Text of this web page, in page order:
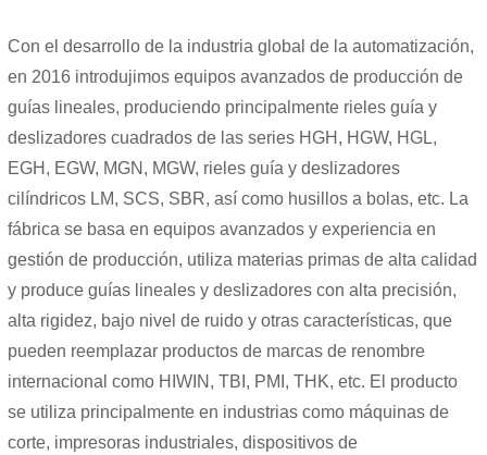
Con el desarrollo de la industria global de la automatización,
en 2016 introdujimos equipos avanzados de producción de
guías lineales, produciendo principalmente rieles guía y
deslizadores cuadrados de las series HGH, HGW, HGL,
EGH, EGW, MGN, MGW, rieles guía y deslizadores
cilíndricos LM, SCS, SBR, así como husillos a bolas, etc. La
fábrica se basa en equipos avanzados y experiencia en
gestión de producción, utiliza materias primas de alta calidad
y produce guías lineales y deslizadores con alta precisión,
alta rigidez, bajo nivel de ruido y otras características, que
pueden reemplazar productos de marcas de renombre
internacional como HIWIN, TBI, PMI, THK, etc. El producto
se utiliza principalmente en industrias como máquinas de
corte, impresoras industriales, dispositivos de